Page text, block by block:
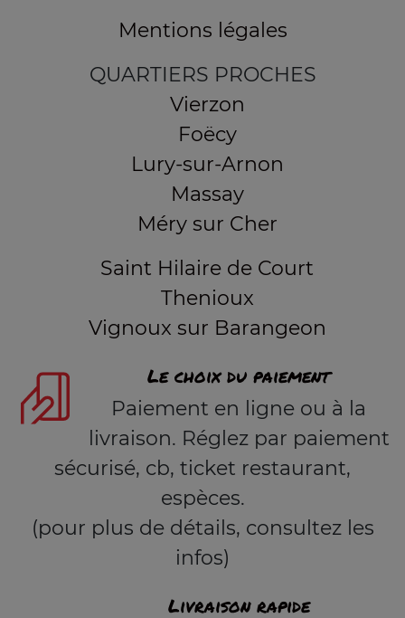
Mentions légales
QUARTIERS PROCHES
Vierzon
Foëcy
Lury-sur-Arnon
Massay
Méry sur Cher
Saint Hilaire de Court
Thenioux
Vignoux sur Barangeon
Le choix du paiement
Paiement en ligne ou à la
livraison. Réglez par paiement
sécurisé, cb, ticket restaurant,
espèces.
(pour plus de détails, consultez les
infos)
Livraison rapide